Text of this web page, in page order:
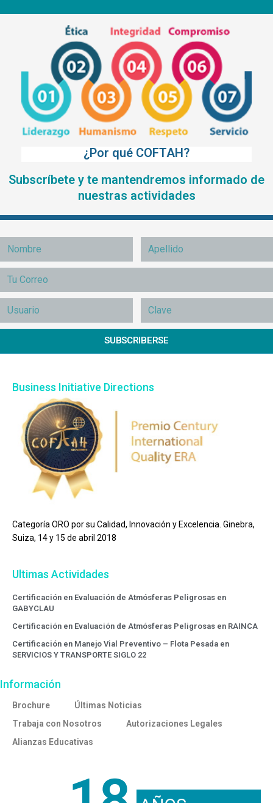
¿Por qué COFTAH?
Subscríbete y te mantendremos informado de
nuestras actividades
SUBSCRIBERSE
Business Initiative Directions
Categoría ORO por su Calidad, Innovación y Excelencia. Ginebra,
Suiza, 14 y 15 de abril 2018
Ultimas Actividades
Certificación en Evaluación de Atmósferas Peligrosas en
GABYCLAU
Certificación en Evaluación de Atmósferas Peligrosas en RAINCA
Certificación en Manejo Vial Preventivo – Flota Pesada en
SERVICIOS Y TRANSPORTE SIGLO 22
Información
Brochure
Últimas Noticias
Trabaja con Nosotros
Autorizaciones Legales
Alianzas Educativas